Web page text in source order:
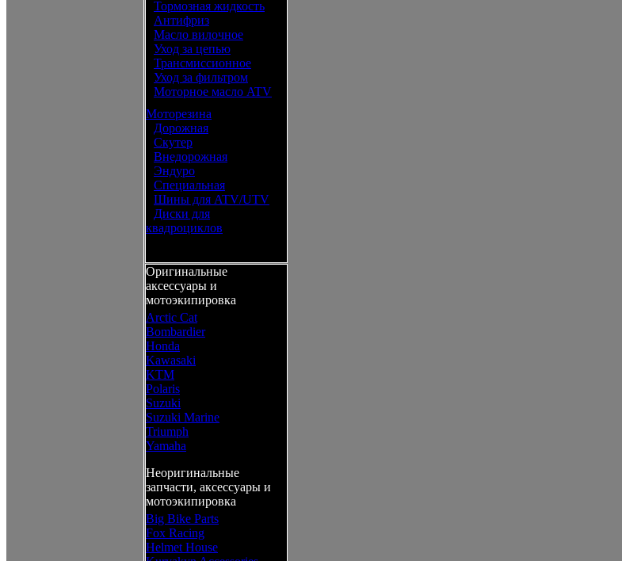
Тормозная жидкость
Антифриз
Масло вилочное
Уход за цепью
Трансмиссионное
Уход за фильтром
Моторное масло ATV
Моторезина
Дорожная
Скутер
Внедорожная
Эндуро
Специальная
Шины для ATV/UTV
Диски для
квадроциклов
Оригинальные
аксессуары и
мотоэкипировка
Arctic Cat
Bombardier
Honda
Kawasaki
KTM
Polaris
Suzuki
Suzuki Marine
Triumph
Yamaha
Неоригинальные
запчасти, аксессуары и
мотоэкипировка
Big Bike Parts
Fox Racing
Helmet House